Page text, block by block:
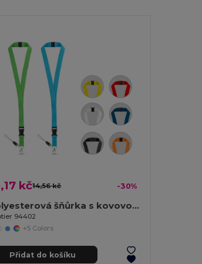
kč14,56 kč -30%
Polyesterová šňůrka s kovovou karabinou
94402
+5 Colors
Přidat do košíku